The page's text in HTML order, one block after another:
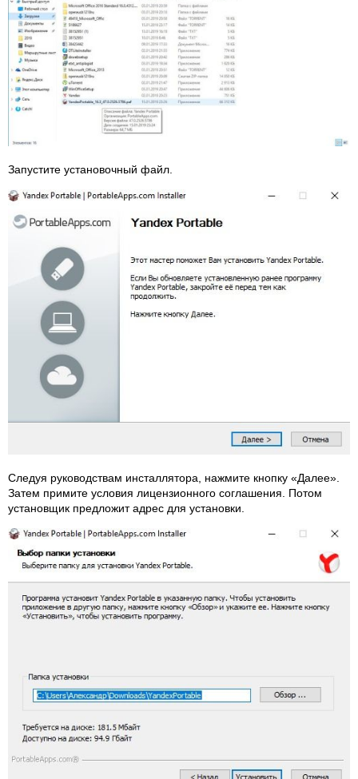
Запустите установочный файл.
Следуя руководствам инсталлятора, нажмите кнопку «Далее».
Затем примите условия лицензионного соглашения. Потом
установщик предложит адрес для установки.